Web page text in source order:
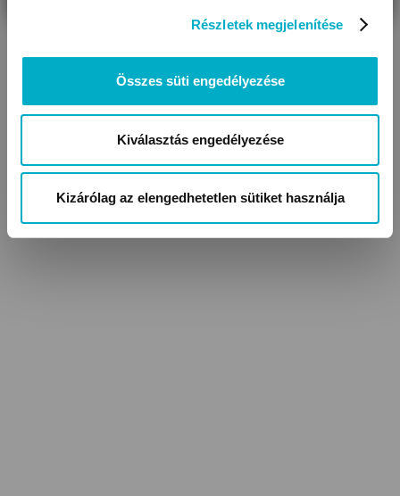
Részletek megjelenítése
Összes süti engedélyezése
Kiválasztás engedélyezése
Kizárólag az elengedhetetlen sütiket használja